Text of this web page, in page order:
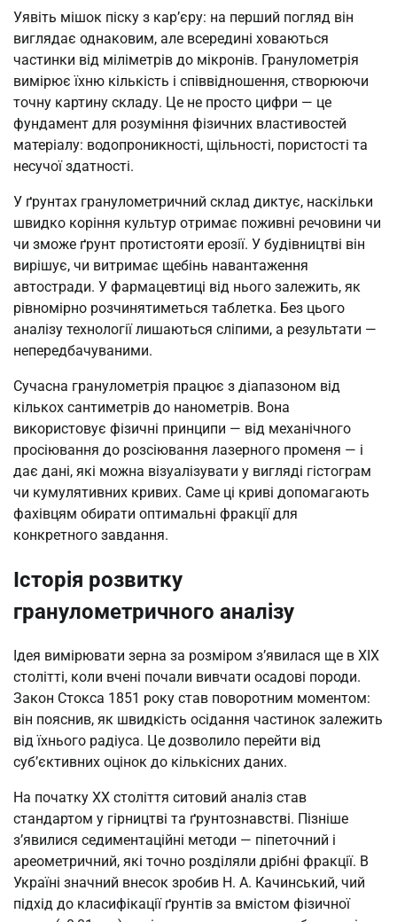
Уявіть мішок піску з кар’єру: на перший погляд він
виглядає однаковим, але всередині ховаються
частинки від міліметрів до мікронів. Гранулометрія
вимірює їхню кількість і співвідношення, створюючи
точну картину складу. Це не просто цифри — це
фундамент для розуміння фізичних властивостей
матеріалу: водопроникності, щільності, пористості та
несучої здатності.
У ґрунтах гранулометричний склад диктує, наскільки
швидко коріння культур отримає поживні речовини чи
чи зможе ґрунт протистояти ерозії. У будівництві він
вирішує, чи витримає щебінь навантаження
автостради. У фармацевтиці від нього залежить, як
рівномірно розчинятиметься таблетка. Без цього
аналізу технології лишаються сліпими, а результати —
непередбачуваними.
Сучасна гранулометрія працює з діапазоном від
кількох сантиметрів до нанометрів. Вона
використовує фізичні принципи — від механічного
просіювання до розсіювання лазерного променя — і
дає дані, які можна візуалізувати у вигляді гістограм
чи кумулятивних кривих. Саме ці криві допомагають
фахівцям обирати оптимальні фракції для
конкретного завдання.
Історія розвитку
гранулометричного аналізу
Ідея вимірювати зерна за розміром з’явилася ще в XIX
столітті, коли вчені почали вивчати осадові породи.
Закон Стокса 1851 року став поворотним моментом:
він пояснив, як швидкість осідання частинок залежить
від їхнього радіуса. Це дозволило перейти від
суб’єктивних оцінок до кількісних даних.
На початку XX століття ситовий аналіз став
стандартом у гірництві та ґрунтознавстві. Пізніше
з’явилися седиментаційні методи — піпеточний і
ареометричний, які точно розділяли дрібні фракції. В
Україні значний внесок зробив Н. А. Качинський, чий
підхід до класифікації ґрунтів за вмістом фізичної